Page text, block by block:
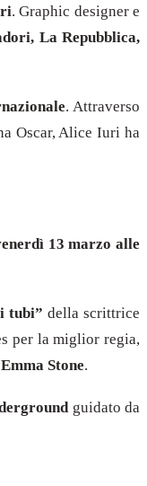
. Graphic designer e
La Repubblica,
. Attraverso
Oscar, Alice Iuri ha
13 marzo alle
tubi” della scrittrice
per la miglior regia,
Emma Stone.
guidato da